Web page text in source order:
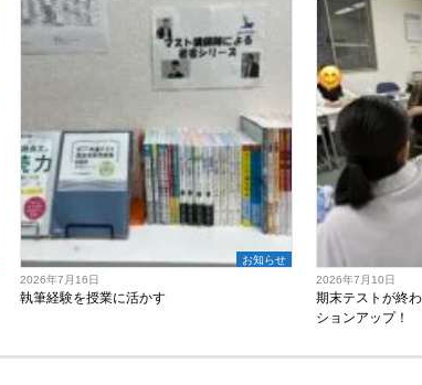
お知らせ
2026年7月16日
執筆経験を授業に活かす
2026年7月10日
期末テストが終
ションアップ！